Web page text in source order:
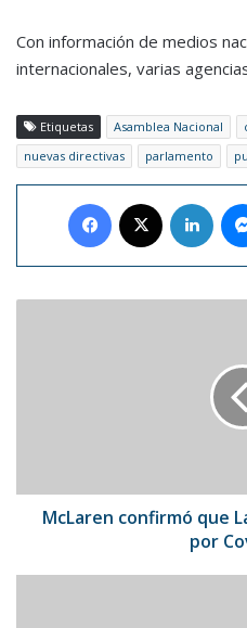
Con información de medios
internacionales, varias
Etiquetas Asamblea Nacional
nuevas directivas
parlamento
Facebook
Covid-
McLaren confirmó que
por